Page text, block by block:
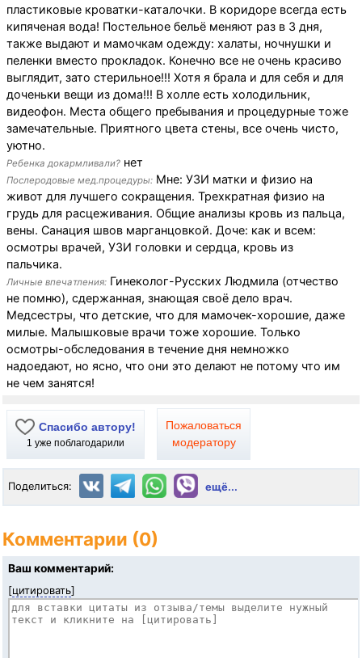
пластиковые кроватки-каталочки. В коридоре всегда есть
кипяченая вода! Постельное бельё меняют раз в 3 дня,
также выдают и мамочкам одежду: халаты, ночнушки и
пеленки вместо прокладок. Конечно все не очень красиво
выглядит, зато стерильное!!! Хотя я брала и для себя и для
доченьки вещи из дома!!! В холле есть холодильник,
видеофон. Места общего пребывания и процедурные тоже
замечательные. Приятного цвета стены, все очень чисто,
уютно.
Ребенка докармливали? нет
Послеродовые мед.процедуры: Мне: УЗИ матки и физио на
живот для лучшего сокращения. Трехкратная физио на
грудь для расцеживания. Общие анализы кровь из пальца,
вены. Санация швов марганцовкой. Доче: как и всем:
осмотры врачей, УЗИ головки и сердца, кровь из
пальчика.
Личные впечатления: Гинеколог-Русских Людмила (отчество
не помню), сдержанная, знающая своё дело врач.
Медсестры, что детские, что для мамочек-хорошие, даже
милые. Малышковые врачи тоже хорошие. Только
осмотры-обследования в течение дня немножко
надоедают, но ясно, что они это делают не потому что им
не чем занятся!
Спасибо автору!
1 уже поблагодарили
Пожаловаться
модератору
Поделиться: ещё...
Комментарии (0)
Ваш комментарий:
[цитировать]